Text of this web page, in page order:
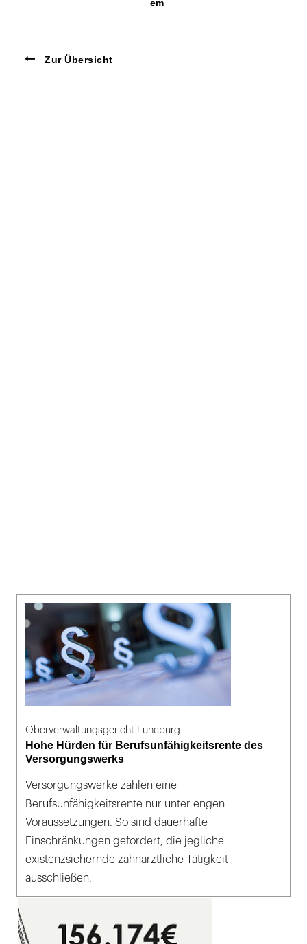
em
Zur Übersicht
Oberverwaltungsgericht Lüneburg
Hohe Hürden für Berufsunfähigkeitsrente des
Versorgungswerks
Versorgungswerke zahlen eine
Berufsunfähigkeitsrente nur unter engen
Voraussetzungen. So sind dauerhafte
Einschränkungen gefordert, die jegliche
existenzsichernde zahnärztliche Tätigkeit
ausschließen.